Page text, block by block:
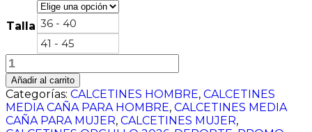
Talla 36 - 40
41 - 45
BLANCO
RAYA
ARCOIRIS
cantidad
Añadir al carrito
Categorías: CALCETINES HOMBRE, CALCETINES
MEDIA CAÑA PARA HOMBRE, CALCETINES MEDIA
CAÑA PARA MUJER, CALCETINES MUJER,